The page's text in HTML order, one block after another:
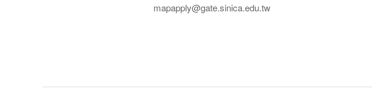
mapapply@gate.sinica.edu.tw